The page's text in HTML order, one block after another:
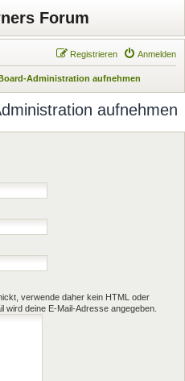
Forum
Anmelden
Registrieren
Administration aufnehmen
aufnehmen
verwende daher kein HTML oder
wird deine E-Mail-Adresse angegeben.